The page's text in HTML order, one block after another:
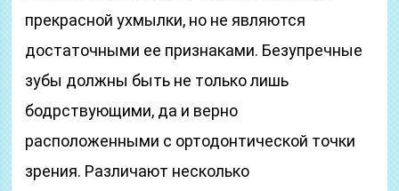
прекрасной ухмылки, но не являются
достаточными ее признаками. Безупречные
зубы должны быть не только лишь
бодрствующими, да и верно
расположенными с ортодонтической точки
зрения. Различают несколько